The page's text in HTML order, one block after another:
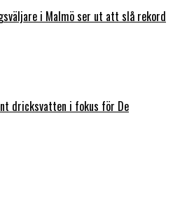
i Malmö ser ut att slå rekord
dricksvatten i fokus för De